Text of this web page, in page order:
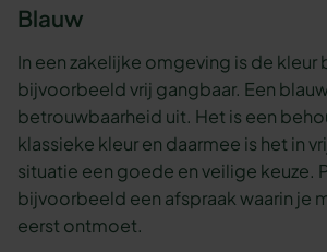
Blauw
In een zakelijke omgeving is de kleur
bijvoorbeeld vrij gangbaar. Een
betrouwbaarheid uit. Het is een
klassieke kleur en daarmee is het in
situatie een goede en veilige keuze.
bijvoorbeeld een afspraak waarin je
eerst ontmoet.